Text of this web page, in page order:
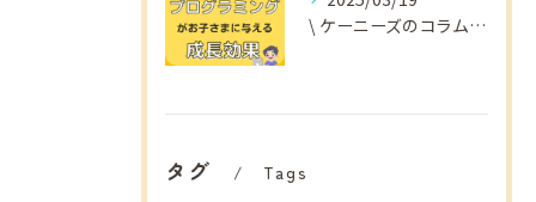
\ ケーニーズのコラム📚/
タグ Tags